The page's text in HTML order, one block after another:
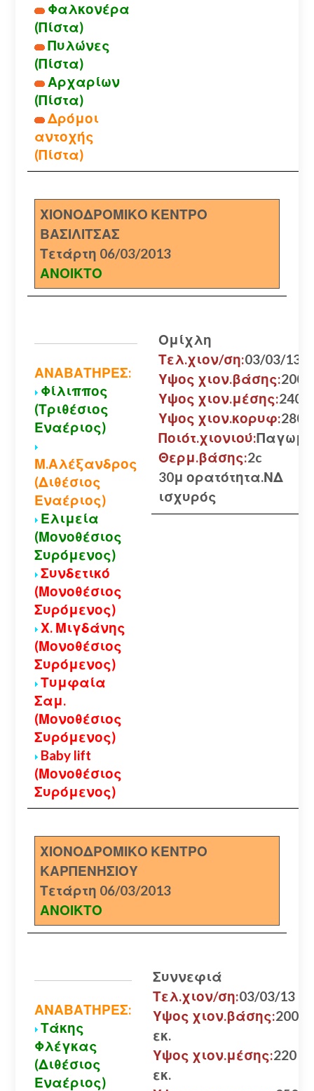
Φαλκονέρα
(Πίστα)
Πυλώνες
(Πίστα)
Αρχαρίων
(Πίστα)
Δρόμοι
αντοχής
(Πίστα)
ΧΙΟΝΟΔΡΟΜΙΚΟ ΚΕΝΤΡΟ
ΒΑΣΙΛΙΤΣΑΣ
Τετάρτη 06/03/2013
ΑΝΟΙΚΤΟ
ΑΝΑΒΑΤΗΡΕΣ:
Φίλιππος
(Τριθέσιος
Εναέριος)
Μ.Αλέξανδρος
(Διθέσιος
Εναέριος)
Ελιμεία
(Μονοθέσιος
Συρόμενος)
Συνδετικό
(Μονοθέσιος
Συρόμενος)
Χ. Μιγδάνης
(Μονοθέσιος
Συρόμενος)
Τυμφαία
Σαμ.
(Μονοθέσιος
Συρόμενος)
Baby lift
(Μονοθέσιος
Συρόμενος)
Ομίχλη
Τελ.χιον/ση:03/03/13
Υψος χιον.βάσης:200
Υψος χιον.μέσης:240
Υψος χιον.κορυφ:280
Ποιότ.χιονιού:
Θερμ.βάσης:2c
30μ ορατότητα.ΝΔ
ισχυρός
ΧΙΟΝΟΔΡΟΜΙΚΟ ΚΕΝΤΡΟ
ΚΑΡΠΕΝΗΣΙΟΥ
Τετάρτη 06/03/2013
ΑΝΟΙΚΤΟ
ΑΝΑΒΑΤΗΡΕΣ:
Τάκης
Φλέγκας
(Διθέσιος
Εναέριος)
Συννεφιά
Τελ.χιον/ση:03/03/13
Υψος χιον.βάσης:200
εκ.
Υψος χιον.μέσης:220
εκ.